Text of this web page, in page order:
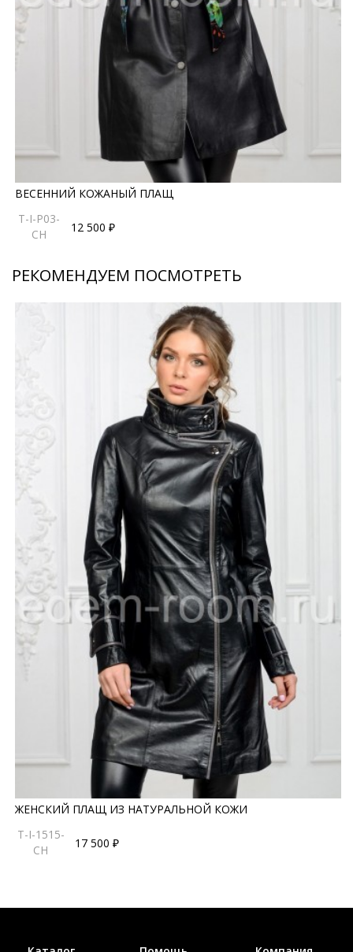
ВЕСЕННИЙ КОЖАНЫЙ ПЛАЩ
T-I-P03-
CH
12 500 ₽
РЕКОМЕНДУЕМ ПОСМОТРЕТЬ
ЖЕНСКИЙ ПЛАЩ ИЗ НАТУРАЛЬНОЙ КОЖИ
T-I-1515-
CH
17 500 ₽